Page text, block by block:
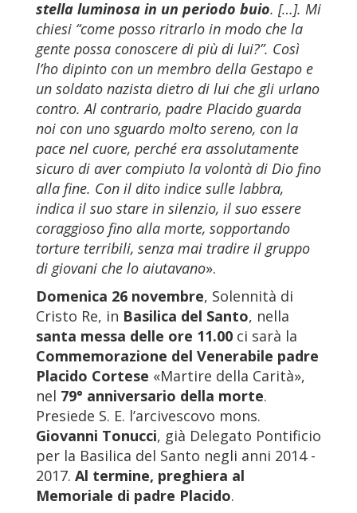
stella luminosa in un periodo buio. […]. Mi
chiesi “come posso ritrarlo in modo che la
gente possa conoscere di più di lui?”. Così
l’ho dipinto con un membro della Gestapo e
un soldato nazista dietro di lui che gli urlano
contro. Al contrario, padre Placido guarda
noi con uno sguardo molto sereno, con la
pace nel cuore, perché era assolutamente
sicuro di aver compiuto la volontà di Dio fino
alla fine. Con il dito indice sulle labbra,
indica il suo stare in silenzio, il suo essere
coraggioso fino alla morte, sopportando
torture terribili, senza mai tradire il gruppo
di giovani che lo aiutavano».
Domenica 26 novembre, Solennità di
Cristo Re, in Basilica del Santo, nella
santa messa delle ore 11.00 ci sarà la
Commemorazione del Venerabile padre
Placido Cortese «Martire della Carità»,
nel 79° anniversario della morte.
Presiede S. E. l’arcivescovo mons.
Giovanni Tonucci, già Delegato Pontificio
per la Basilica del Santo negli anni 2014 -
2017. Al termine, preghiera al
Memoriale di padre Placido.